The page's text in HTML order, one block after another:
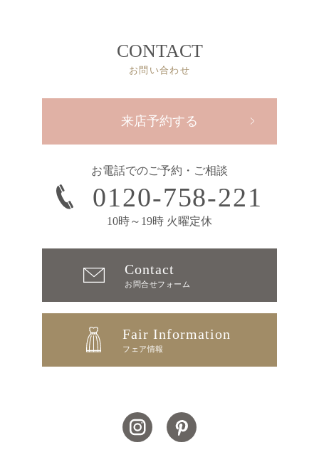
CONTACT
お問い合わせ
来店予約する
お電話でのご予約・ご相談
0120-758-221
10時～19時 火曜定休
Contact
お問合せフォーム
Fair Information
フェア情報